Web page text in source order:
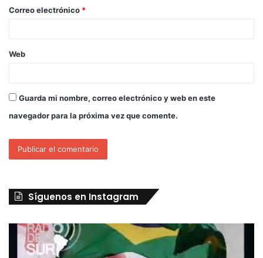
Correo electrónico *
Web
Guarda mi nombre, correo electrónico y web en este
navegador para la próxima vez que comente.
Síguenos en Instagram